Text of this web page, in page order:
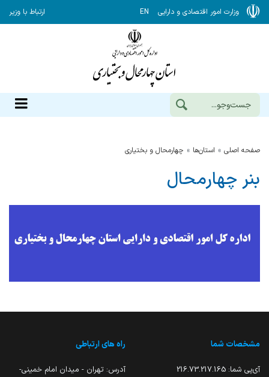
وزارت امور اقتصادی و دارایی EN ارتباط با وزیر
صفحه اصلی استان‌ها چهارمحال و بختياري
بنر چهارمحال
مشخصات شما
آی‌پی شما: 216.73.217.165
راه های ارتباطی
آدرس: تهران - میدان امام خمینی-